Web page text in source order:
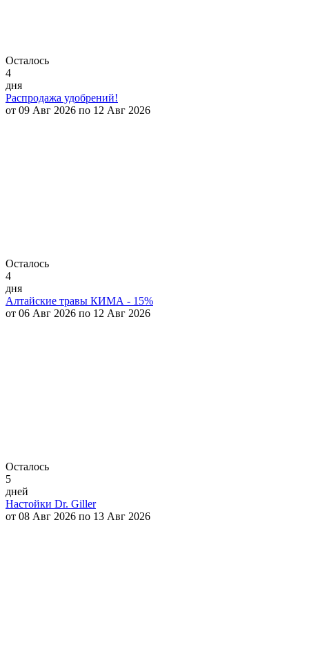
Осталось
4
дня
Распродажа удобрений!
от 09 Авг 2026 по 12 Авг 2026
Осталось
4
дня
Алтайские травы КИМА - 15%
от 06 Авг 2026 по 12 Авг 2026
Осталось
5
дней
Настойки Dr. Giller
от 08 Авг 2026 по 13 Авг 2026